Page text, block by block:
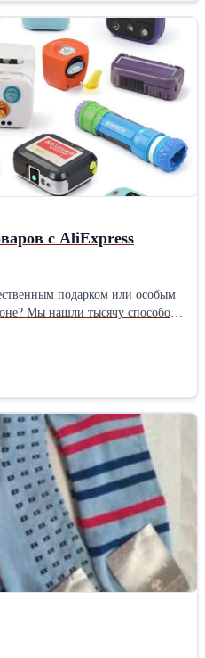
с AliExpress
подарком или особым
Мы нашли тысячу способов
или стилю личной жизни!